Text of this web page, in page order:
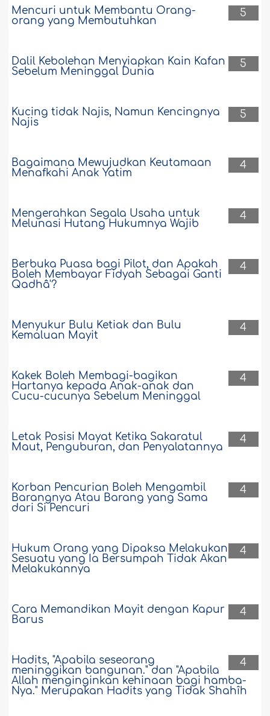
5
Mencuri untuk Membantu Orang-
orang yang Membutuhkan
5
Dalil Kebolehan Menyiapkan Kain Kafan
Sebelum Meninggal Dunia
5
Kucing tidak Najis, Namun Kencingnya
Najis
4
Bagaimana Mewujudkan Keutamaan
Menafkahi Anak Yatim
4
Mengerahkan Segala Usaha untuk
Melunasi Hutang Hukumnya Wajib
4
Berbuka Puasa bagi Pilot, dan Apakah
Boleh Membayar Fidyah Sebagai Ganti
Qadhâ'?
4
Menyukur Bulu Ketiak dan Bulu
Kemaluan Mayit
4
Kakek Boleh Membagi-bagikan
Hartanya kepada Anak-anak dan
Cucu-cucunya Sebelum Meninggal
4
Letak Posisi Mayat Ketika Sakaratul
Maut, Penguburan, dan Penyalatannya
4
Korban Pencurian Boleh Mengambil
Barangnya Atau Barang yang Sama
dari Si Pencuri
4
Hukum Orang yang Dipaksa Melakukan
Sesuatu yang Ia Bersumpah Tidak Akan
Melakukannya
4
Cara Memandikan Mayit dengan Kapur
Barus
4
Hadits, "Apabila seseorang
meninggikan bangunan." dan "Apabila
Allah menginginkan kehinaan bagi hamba-
Nya." Merupakan Hadits yang Tidak Shahîh